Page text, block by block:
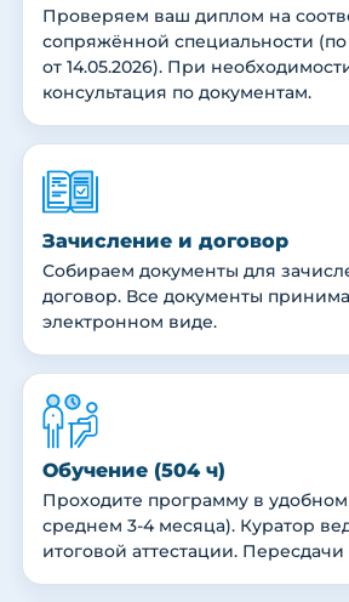
Проверяем ваш диплом на
сопряжённой специальности
от 14.05.2026). При
консультация по документам.
Зачисление и договор
Собираем документы для
договор. Все документы
электронном виде.
Обучение (504 ч)
Проходите программу в
среднем 3-4 месяца). Куратор
итоговой аттестации.